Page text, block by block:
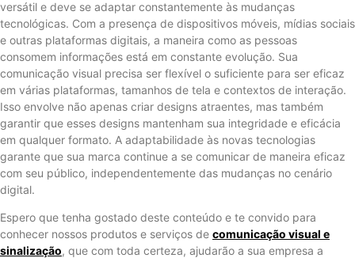
versátil e deve se adaptar constantemente às mudanças
tecnológicas. Com a presença de dispositivos móveis, mídias sociais
e outras plataformas digitais, a maneira como as pessoas
consomem informações está em constante evolução. Sua
comunicação visual precisa ser flexível o suficiente para ser eficaz
em várias plataformas, tamanhos de tela e contextos de interação.
Isso envolve não apenas criar designs atraentes, mas também
garantir que esses designs mantenham sua integridade e eficácia
em qualquer formato. A adaptabilidade às novas tecnologias
garante que sua marca continue a se comunicar de maneira eficaz
com seu público, independentemente das mudanças no cenário
digital.
Espero que tenha gostado deste conteúdo e te convido para
conhecer nossos produtos e serviços de comunicação visual e
sinalização, que com toda certeza, ajudarão a sua empresa a